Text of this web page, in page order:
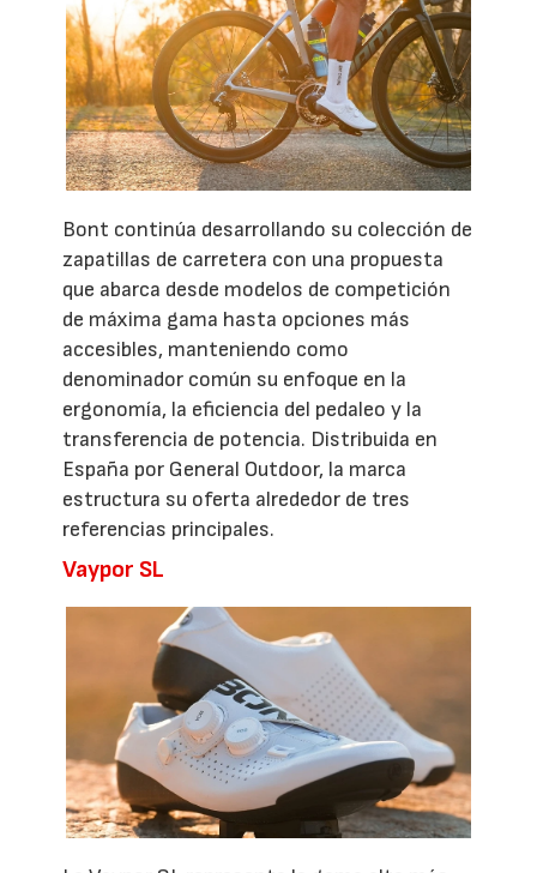
Bont continúa desarrollando su colección de
zapatillas de carretera con una propuesta
que abarca desde modelos de competición
de máxima gama hasta opciones más
accesibles, manteniendo como
denominador común su enfoque en la
ergonomía, la eficiencia del pedaleo y la
transferencia de potencia. Distribuida en
España por General Outdoor, la marca
estructura su oferta alrededor de tres
referencias principales.
Vaypor SL